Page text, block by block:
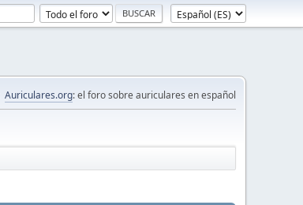
Auriculares.org: el foro sobre auriculares en español